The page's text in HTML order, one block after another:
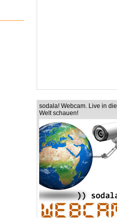
sodala! Webcam. Live in die
Welt schauen!